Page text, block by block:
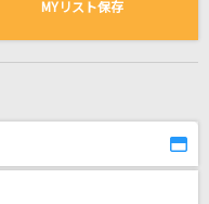
MYリスト保存